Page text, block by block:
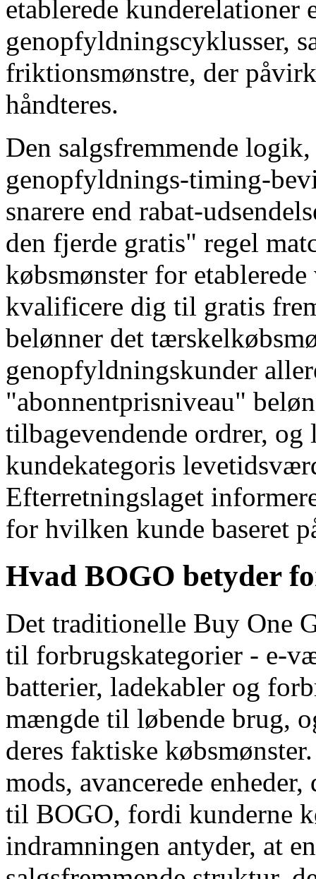
etablerede kunderelationer
genopfyldningscyklusser,
friktionsmønstre, der
håndteres.
Den salgsfremmende
genopfyldnings-timing-
snarere end rabat-
den fjerde gratis" regel
købsmønster for
kvalificere dig til gratis
belønner det
genopfyldningskunder
"abonnentprisniveau"
tilbagevendende ordrer, og
kundekategoris
Efterretningslaget
for hvilken kunde baseret
Hvad BOGO betyder
Det traditionelle Buy One
til forbrugskategorier - e-
batterier, ladekabler og
mængde til løbende brug,
deres faktiske
mods, avancerede
til BOGO, fordi kunderne
indramningen antyder, at